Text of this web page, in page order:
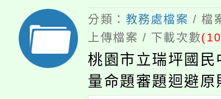
分類： 教務處檔案 / 檔
上傳檔案 / 下載次數
桃園市立瑞坪國
量命題審題迴避原